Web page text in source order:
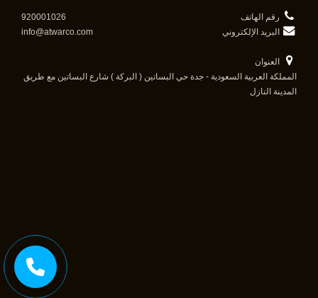
رقم الهاتف
920001026
البريد الإلكتروني
info@atwarco.com
العنوان
المملكة العربية السعودية - جدة حي البساتين ( البركة ) شارع البساتين مع طريق
المدينة النازل